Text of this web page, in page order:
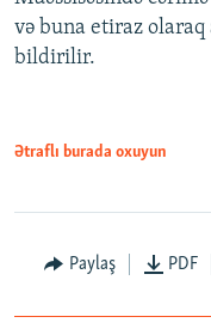
və buna etiraz olaraq
bildirilir.
Ətraflı burada oxuyun
Paylaş PDF